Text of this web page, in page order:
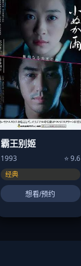
霸王别姬
1993 ⭐ 9.6
经典
想看/预约